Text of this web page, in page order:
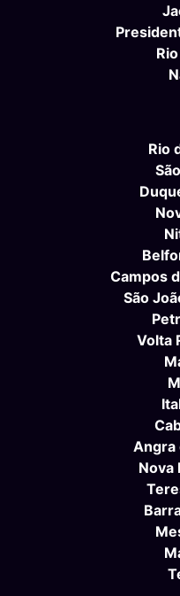
Rio
Campos
São
Volta
Angra
Nova